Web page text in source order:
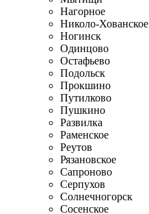
Нагорное
Николо-Хованское
Ногинск
Одинцово
Остафьево
Подольск
Прокшино
Путилково
Пушкино
Развилка
Раменское
Реутов
Рязановское
Сапроново
Серпухов
Солнечногорск
Сосенское